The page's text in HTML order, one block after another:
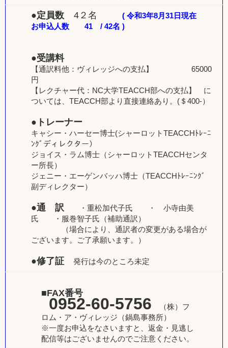
●定員数 4２名
( 令和3年8月31日現在
お申込人数 41 / 42名 )
●受講料
【通訳料他：ヴィレッジへの支払】 65000
円
【レクチャー代：NC大学TEACCH部への支払】 に
ついては、TEACCH部より直接連絡あり。(＄400-）
●トレーナー
キャシー・ハーセー博士(シャーロットTEACCHﾄﾚｰﾆ
ﾝｸﾞディレクター）
ジョイス・ラム博士（シャーロットTEACCHセンタ
ー所長）
ジェニー・エーゲンバッハ博士（TEACCHﾄﾚｰﾆﾝｸﾞ
副ディレクター）
●通 訳 ・重松加代子氏 ・ 小寺由美
氏 ・服巻智子氏（補助通訳）
（場合により、通訳者の変更がある場合が
ございます。ご了承願います。）
●修了証 発行は今のところ未定
■FAX番号
0952-60-5756 （株）フ
ロム・ア・ヴィレッジ（鍋島事務所）
※一度お申込をなさいますと、返金・見逃し
配信等はございませんのでご注意ください。